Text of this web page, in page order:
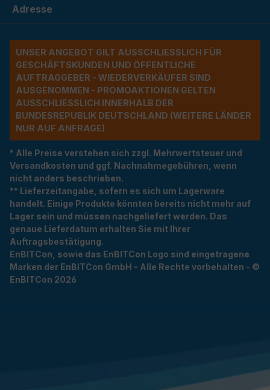
Adresse
UNSER ANGEBOT GILT AUSSCHLIESSLICH FÜR G
ESCHÄFTSKUNDEN UND ÖFFENTLICHE A
UFTRAGGEBER - WIEDERVERKÄUFER SIND A
USGENOMMEN - PROMOAKTIONEN GELTEN A
USSCHLIESSLICH INNERHALB DER BU
NDESREPUBLIK DEUTSCHLAND (WEITERE LÄNDER NU
R AUF ANFRAGE)
* Alle Preise verstehen sich zzgl. Mehrwertsteuer und
Versandkosten und ggf. Nachnahmegebühren, wenn
nicht anders beschrieben.
** Lieferzeitangabe, sofern es sich um Lagerware
handelt. Einige Produkte könnten bereits nicht mehr auf
Lager sein und müssen nachgeliefert werden. Das
genaue Lieferdatum erhalten Sie mit Ihrer
Auftragsbestätigung.
EnBITCon, sowie das EnBITCon Logo sind eingetragene
Marken der EnBITCon GmbH - Alle Rechte vorbehalten - ©
EnBITCon 2026